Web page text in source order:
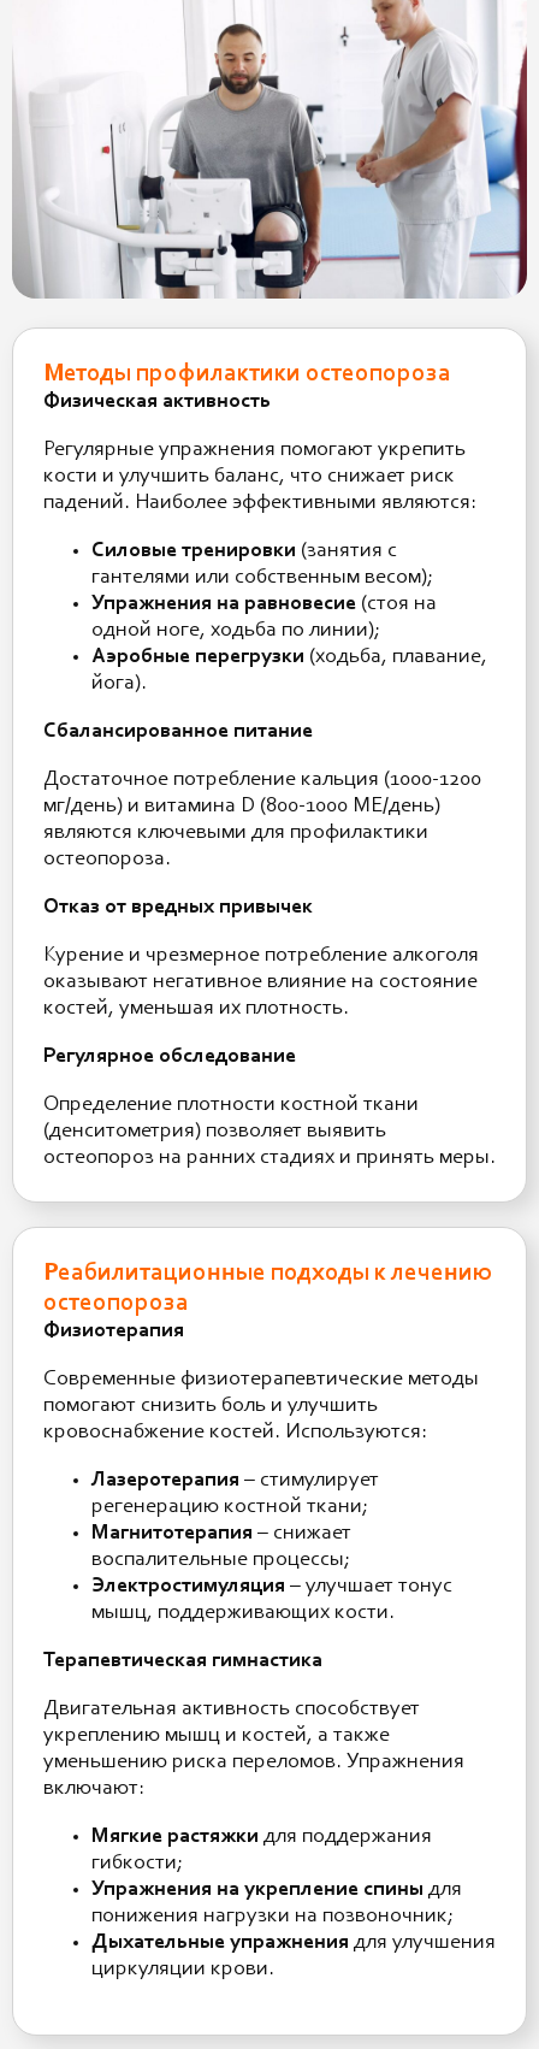
Методы профилактики остеопороза
Физическая активность
Регулярные упражнения помогают укрепить
кости и улучшить баланс, что снижает риск
падений. Наиболее эффективными являются:
Силовые тренировки (занятия с
гантелями или собственным весом);
Упражнения на равновесие (стоя на
одной ноге, ходьба по линии);
Аэробные перегрузки (ходьба, плавание,
йога).
Сбалансированное питание
Достаточное потребление кальция (1000-1200
мг/день) и витамина D (800-1000 МЕ/день)
являются ключевыми для профилактики
остеопороза.
Отказ от вредных привычек
Курение и чрезмерное потребление алкоголя
оказывают негативное влияние на состояние
костей, уменьшая их плотность.
Регулярное обследование
Определение плотности костной ткани
(денситометрия) позволяет выявить
остеопороз на ранних стадиях и принять меры.
Реабилитационные подходы к лечению
остеопороза
Физиотерапия
Современные физиотерапевтические методы
помогают снизить боль и улучшить
кровоснабжение костей. Используются:
Лазеротерапия – стимулирует
регенерацию костной ткани;
Магнитотерапия – снижает
воспалительные процессы;
Электростимуляция – улучшает тонус
мышц, поддерживающих кости.
Терапевтическая гимнастика
Двигательная активность способствует
укреплению мышц и костей, а также
уменьшению риска переломов. Упражнения
включают:
Мягкие растяжки для поддержания
гибкости;
Упражнения на укрепление спины для
понижения нагрузки на позвоночник;
Дыхательные упражнения для улучшения
циркуляции крови.